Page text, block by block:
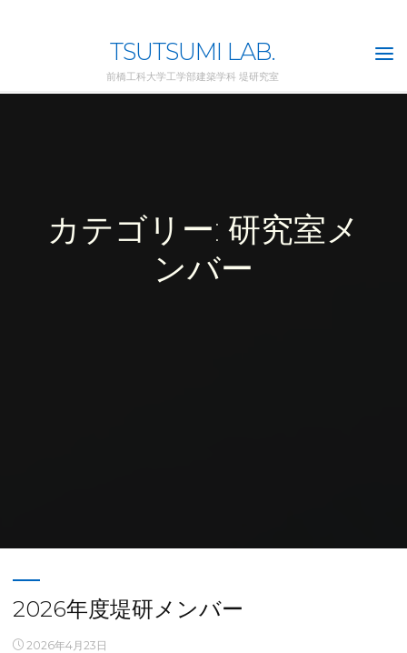
TSUTSUMI LAB.
前橋工科大学工学部建築学科 堤研究室
カテゴリー: 研究室メ
ンバー
2026年度堤研メンバー
2026年4月23日